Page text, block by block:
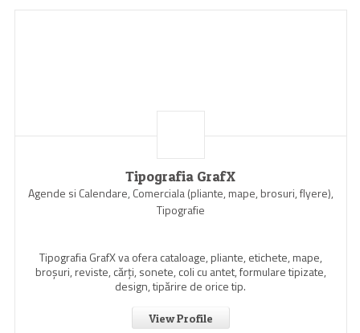
Tipografia GrafX
Agende si Calendare, Comerciala (pliante, mape, brosuri, flyere),
Tipografie
Tipografia GrafX va ofera cataloage, pliante, etichete, mape,
broşuri, reviste, cărţi, sonete, coli cu antet, formulare tipizate,
design, tipărire de orice tip.
View Profile